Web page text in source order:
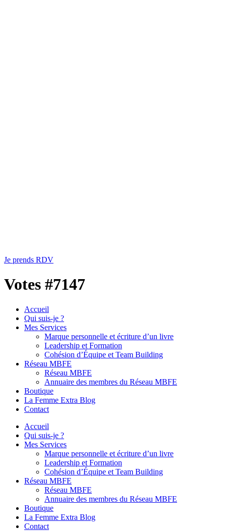
Je prends RDV
Votes #7147
Accueil
Qui suis-je ?
Mes Services
Marque personnelle et écriture d’un livre
Leadership et Formation
Cohésion d’Équipe et Team Building
Réseau MBFE
Réseau MBFE
Annuaire des membres du Réseau MBFE
Boutique
La Femme Extra Blog
Contact
Accueil
Qui suis-je ?
Mes Services
Marque personnelle et écriture d’un livre
Leadership et Formation
Cohésion d’Équipe et Team Building
Réseau MBFE
Réseau MBFE
Annuaire des membres du Réseau MBFE
Boutique
La Femme Extra Blog
Contact